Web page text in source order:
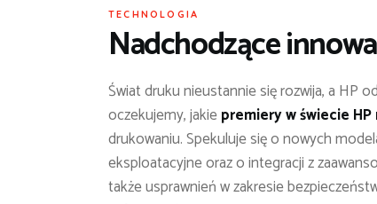
TECHNOLOGIA
Nadchodzące
Świat druku nieustannie się rozwija, a HP
oczekujemy, jakiepremiery w świecie
drukowaniu. Spekuluje się o nowych
eksploatacyjne oraz o integracji z
także usprawnień w zakresie